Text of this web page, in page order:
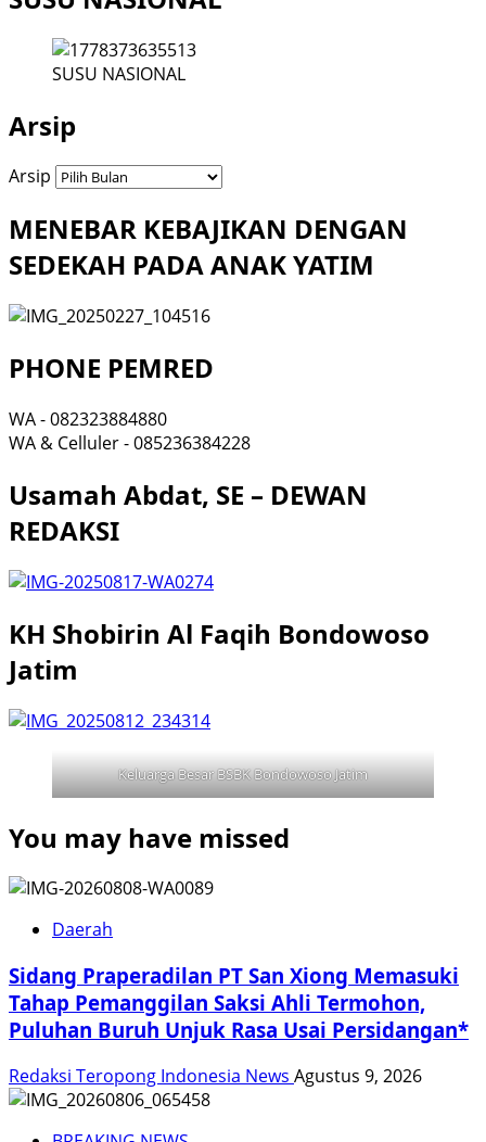
SUSU NASIONAL
Arsip
Arsip
MENEBAR KEBAJIKAN DENGAN
SEDEKAH PADA ANAK YATIM
PHONE PEMRED
WA - 082323884880
WA & Celluler - 085236384228
Usamah Abdat, SE – DEWAN
REDAKSI
KH Shobirin Al Faqih Bondowoso
Jatim
Keluarga Besar BSBK Bondowoso Jatim
You may have missed
Daerah
Sidang Praperadilan PT San Xiong Memasuki
Tahap Pemanggilan Saksi Ahli Termohon,
Puluhan Buruh Unjuk Rasa Usai Persidangan*
Redaksi Teropong Indonesia News Agustus 9, 2026